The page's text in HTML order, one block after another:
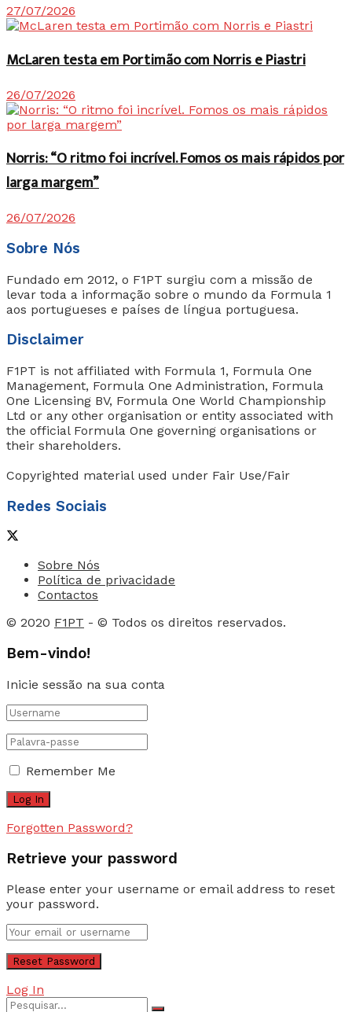
27/07/2026
McLaren testa em Portimão com Norris e Piastri
26/07/2026
Norris: “O ritmo foi incrível. Fomos os mais rápidos por
larga margem”
26/07/2026
Sobre Nós
Fundado em 2012, o F1PT surgiu com a missão de
levar toda a informação sobre o mundo da Formula 1
aos portugueses e países de língua portuguesa.
Disclaimer
F1PT is not affiliated with Formula 1, Formula One
Management, Formula One Administration, Formula
One Licensing BV, Formula One World Championship
Ltd or any other organisation or entity associated with
the official Formula One governing organisations or
their shareholders.
Copyrighted material used under Fair Use/Fair
Redes Sociais
Sobre Nós
Política de privacidade
Contactos
© 2020 F1PT - © Todos os direitos reservados.
Bem-vindo!
Inicie sessão na sua conta
Remember Me
Forgotten Password?
Retrieve your password
Please enter your username or email address to reset
your password.
Log In